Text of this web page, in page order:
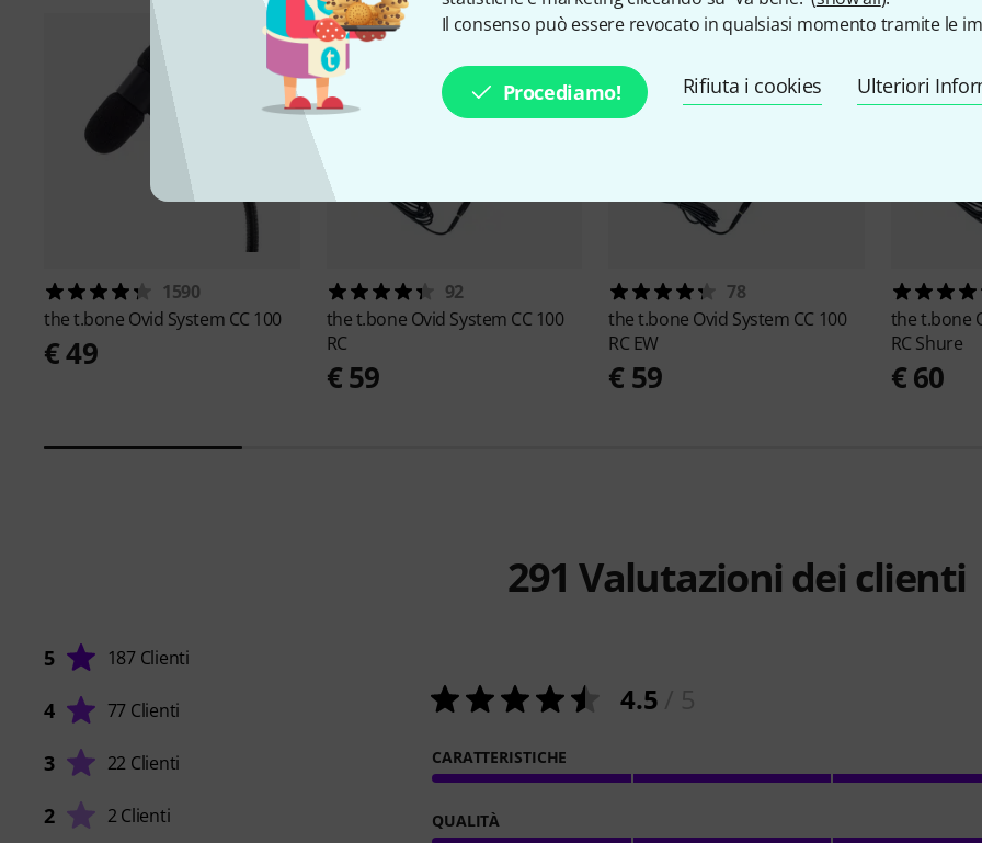
Il consenso può essere revocato in qualsiasi momento tramite le
Procediamo! Rifiuta i cookies Ulteriori
1590
the t.bone Ovid System CC 100
€ 49
92
the t.bone Ovid System CC 100
RC
€ 59
78
the t.bone Ovid System CC 100
RC EW
€ 59
the t.bone
RC Shure
€ 60
291 Valutazioni dei clienti
5 187 Clienti
4 77 Clienti
3 22 Clienti
2 2 Clienti
4.5
CARATTERISTICHE
QUALITÀ